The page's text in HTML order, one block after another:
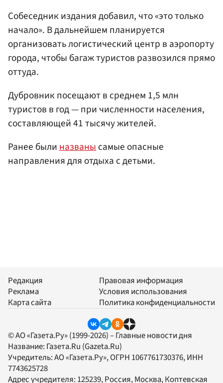
Собеседник издания добавил, что «это только
начало». В дальнейшем планируется
организовать логистический центр в аэропорту
города, чтобы багаж туристов развозился прямо
оттуда.
Дубровник посещают в среднем 1,5 млн
туристов в год — при численности населения,
составляющей 41 тысячу жителей.
Ранее былиназванысамые опасные
направления для отдыха с детьми.
Редакция
Реклама
Карта сайта
Правовая информация
Условия использования
Политика конфиденциальности
© АО «Газета.Ру» (1999-2026) – Главные новости дня
Название: Газета.Ru (Gazeta.Ru)
Учредитель:АО «Газета.Ру», ОГРН 1067761730376, ИНН
7743625728
Адрес учредителя: 125239, Россия, Москва, Коптевская